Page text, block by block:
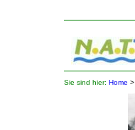
Sie sind hier: Home >